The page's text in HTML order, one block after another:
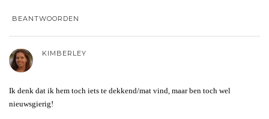
BEANTWOORDEN
KIMBERLEY
Ik denk dat ik hem toch iets te dekkend/mat vind, maar ben toch wel
nieuwsgierig!